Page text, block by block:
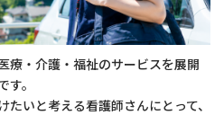
療・介護・福祉のサービスを展開
。
いと考える看護師さんにとって、